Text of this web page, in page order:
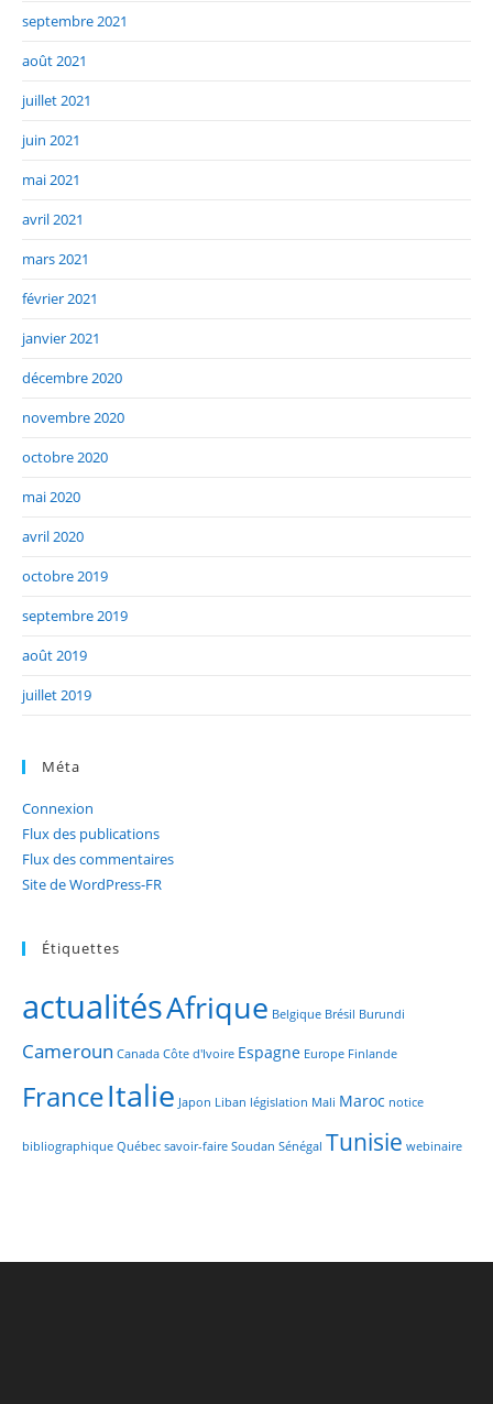
septembre 2021
août 2021
juillet 2021
juin 2021
mai 2021
avril 2021
mars 2021
février 2021
janvier 2021
décembre 2020
novembre 2020
octobre 2020
mai 2020
avril 2020
octobre 2019
septembre 2019
août 2019
juillet 2019
Méta
Connexion
Flux des publications
Flux des commentaires
Site de WordPress-FR
Étiquettes
actualitésAfrique Belgique Brésil Burundi
Cameroun Canada Côte d'Ivoire Espagne Europe Finlande
FranceItalie Japon Liban législation Mali Maroc notice
bibliographique Québec savoir-faire Soudan Sénégal Tunisie webinaire